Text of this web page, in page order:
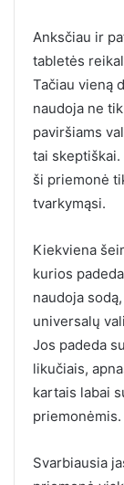
Anksčiau ir
tabletės
Tačiau vieną
naudoja ne
paviršiams
tai skeptiškai.
ši priemonė
tvarkymąsi.
Kiekviena
kurios
naudoja
universalų
Jos padeda
likučiais,
kartais labai
priemonėmis.
Svarbiausia